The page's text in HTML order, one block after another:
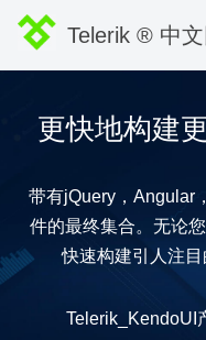
Telerik ® 中文
更快地构建
带有jQuery，Angular
件的最终集合。无论
快速构建引人注目
Telerik_KendoUI